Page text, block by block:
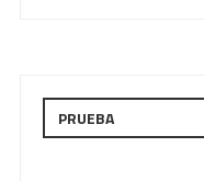
PRUEBA